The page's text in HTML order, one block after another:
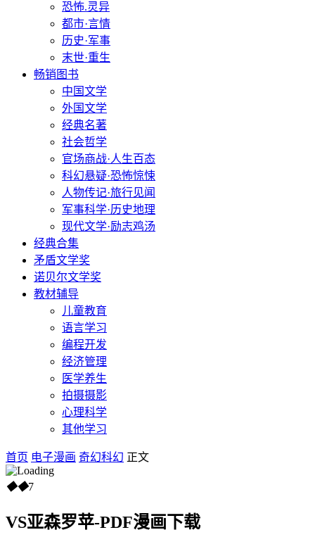
恐怖.灵异
都市·言情
历史·军事
末世·重生
畅销图书
中国文学
外国文学
经典名著
社会哲学
官场商战·人生百态
科幻悬疑·恐怖惊悚
人物传记·旅行见闻
军事科学·历史地理
现代文学·励志鸡汤
经典合集
矛盾文学奖
诺贝尔文学奖
教材辅导
儿童教育
语言学习
编程开发
经济管理
医学养生
拍摄摄影
心理科学
其他学习
首页 电子漫画 奇幻科幻 正文
◆◆7
VS亚森罗苹-PDF漫画下载